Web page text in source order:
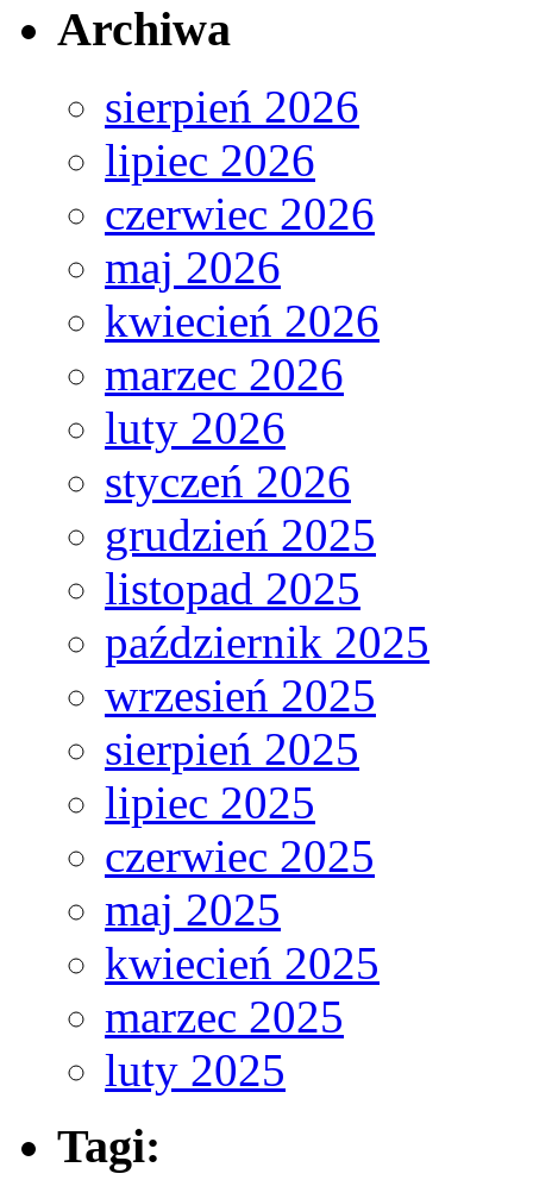
Archiwa
sierpień 2026
lipiec 2026
czerwiec 2026
maj 2026
kwiecień 2026
marzec 2026
luty 2026
styczeń 2026
grudzień 2025
listopad 2025
październik 2025
wrzesień 2025
sierpień 2025
lipiec 2025
czerwiec 2025
maj 2025
kwiecień 2025
marzec 2025
luty 2025
Tagi: